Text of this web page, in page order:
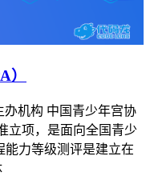
）
办机构 中国青少年宫协
立项，是面向全国青少
能力等级测评是建立在